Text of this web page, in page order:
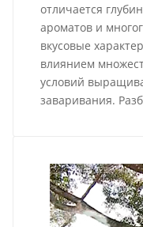
отличается
ароматов и
вкусовые
влиянием
условий
заваривания.